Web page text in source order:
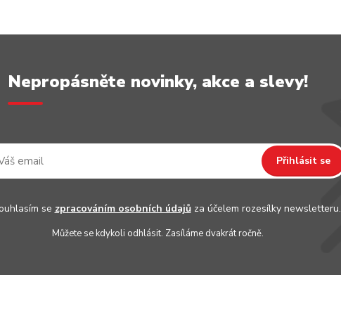
Nepropásněte novinky, akce a slevy!
Přihlásit se
se zpracováním osobních údajůza účelem rozesílky newsletteru.
Můžete se kdykoli odhlásit. Zasíláme dvakrát ročně.